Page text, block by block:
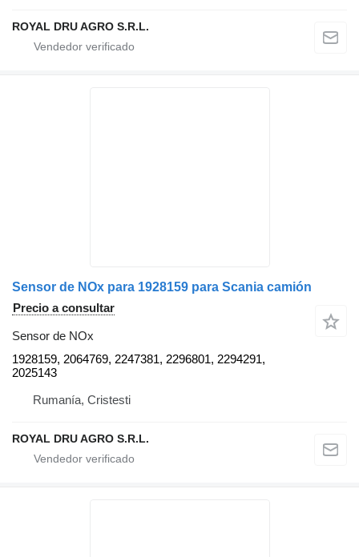
ROYAL DRU AGRO S.R.L.
Sensor de NOx para 1928159 para Scania camión
Precio a consultar
Sensor de NOx
1928159, 2064769, 2247381, 2296801, 2294291,
2025143
Rumanía, Cristesti
ROYAL DRU AGRO S.R.L.